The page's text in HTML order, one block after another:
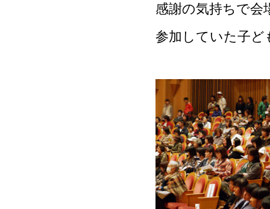
感謝の気持ちで会
参加していた子